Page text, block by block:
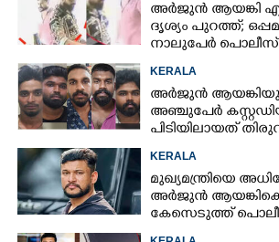
അർജുൻ ആയങ്കി
ദൃശ്യം പുറത്ത്;
നാലുപേർ പൊലീസ്
KERALA
അർജുൻ
അഞ്ചുപേർ
പിടിയിലായത്
KERALA
മുഖ്യമന്ത്രിയെ
അർജുൻ
കേസെടുത്ത്